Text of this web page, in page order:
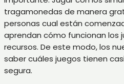
tragamonedas de manera
personas cual están
aprendan cómo funcionan los
recursos. De este modo, los
saber cuáles juegos tienen
segura.